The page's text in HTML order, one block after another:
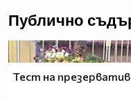
Публично
Тест на презерватив